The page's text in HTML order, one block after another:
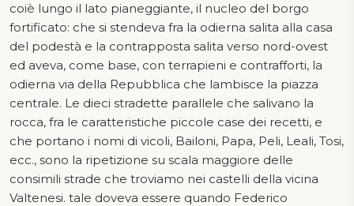
coiè lungo il lato pianeggiante, il nucleo del borgo
fortificato: che si stendeva fra la odierna salita alla casa
del podestà e la contrapposta salita verso nord-ovest
ed aveva, come base, con terrapieni e contrafforti, la
odierna via della Repubblica che lambisce la piazza
centrale. Le dieci stradette parallele che salivano la
rocca, fra le caratteristiche piccole case dei recetti, e
che portano i nomi di vicoli, Bailoni, Papa, Peli, Leali, Tosi,
ecc., sono la ripetizione su scala maggiore delle
consimili strade che troviamo nei castelli della vicina
Valtenesi. tale doveva essere quando Federico